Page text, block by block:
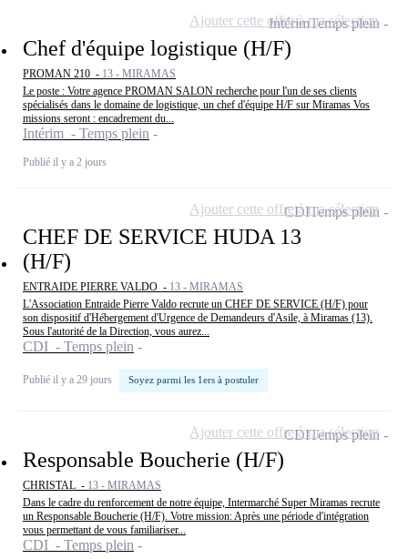
Chef d'équipe logistique (H/F)
PROMAN 210 - 13 - MIRAMAS
Le poste : Votre agence PROMAN SALON recherche pour l'un de ses clients
spécialisés dans le domaine de logistique, un chef d'équipe H/F sur Miramas Vos
missions seront : encadrement du...
Intérim - Temps plein
Publié il y a 2 jours
IntérimTemps plein
Ajouter cette offre à ma sélection
CHEF DE SERVICE HUDA 13
(H/F)
ENTRAIDE PIERRE VALDO - 13 - MIRAMAS
L'Association Entraide Pierre Valdo recrute un CHEF DE SERVICE (H/F) pour
son dispositif d'Hébergement d'Urgence de Demandeurs d'Asile, à Miramas (13).
Sous l'autorité de la Direction, vous aurez...
CDI - Temps plein
Publié il y a 29 jours Soyez parmi les 1ers à postuler
CDITemps plein
Ajouter cette offre à ma sélection
Responsable Boucherie (H/F)
CHRISTAL - 13 - MIRAMAS
Dans le cadre du renforcement de notre équipe, Intermarché Super Miramas recrute
un Responsable Boucherie (H/F). Votre mission: Après une période d'intégration
vous permettant de vous familiariser...
CDI - Temps plein
CDITemps plein
Ajouter cette offre à ma sélection